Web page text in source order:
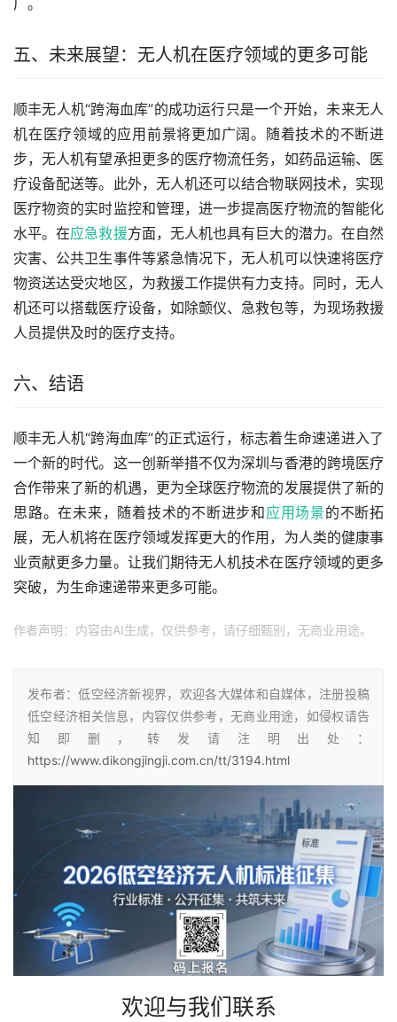
广。
五、未来展望：无人机在医疗领域的更多可能
顺丰无人机“跨海血库”的成功运行只是一个开始，未来无人
机在医疗领域的应用前景将更加广阔。随着技术的不断进
步，无人机有望承担更多的医疗物流任务，如药品运输、医
疗设备配送等。此外，无人机还可以结合物联网技术，实现
医疗物资的实时监控和管理，进一步提高医疗物流的智能化
水平。在应急救援方面，无人机也具有巨大的潜力。在自然
灾害、公共卫生事件等紧急情况下，无人机可以快速将医疗
物资送达受灾地区，为救援工作提供有力支持。同时，无人
机还可以搭载医疗设备，如除颤仪、急救包等，为现场救援
人员提供及时的医疗支持。
六、结语
顺丰无人机“跨海血库”的正式运行，标志着生命速递进入了
一个新的时代。这一创新举措不仅为深圳与香港的跨境医疗
合作带来了新的机遇，更为全球医疗物流的发展提供了新的
思路。在未来，随着技术的不断进步和应用场景的不断拓
展，无人机将在医疗领域发挥更大的作用，为人类的健康事
业贡献更多力量。让我们期待无人机技术在医疗领域的更多
突破，为生命速递带来更多可能。
作者声明：内容由AI生成，仅供参考，请仔细甄别，无商业用途。
发布者：低空经济新视界，欢迎各大媒体和自媒体，注册投稿
低空经济相关信息，内容仅供参考，无商业用途，如侵权请告
知即删，转发请注明出处：
https://www.dikongjingji.com.cn/tt/3194.html
欢迎与我们联系